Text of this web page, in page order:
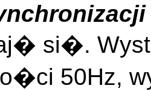
si�.
50Hz,